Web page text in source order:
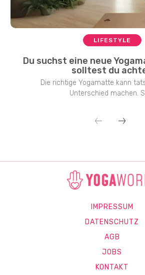
LIFESTYLE
Du suchst eine neue
solltest du
Die richtige Yogamatte kann
Unterschied machen.
IMPRESSUM
DATENSCHUTZ
AGB
JOBS
KONTAKT